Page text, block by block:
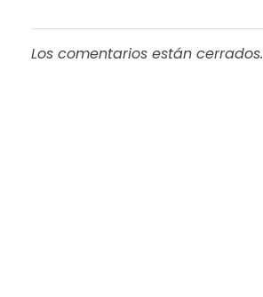
Los comentarios están cerrados.